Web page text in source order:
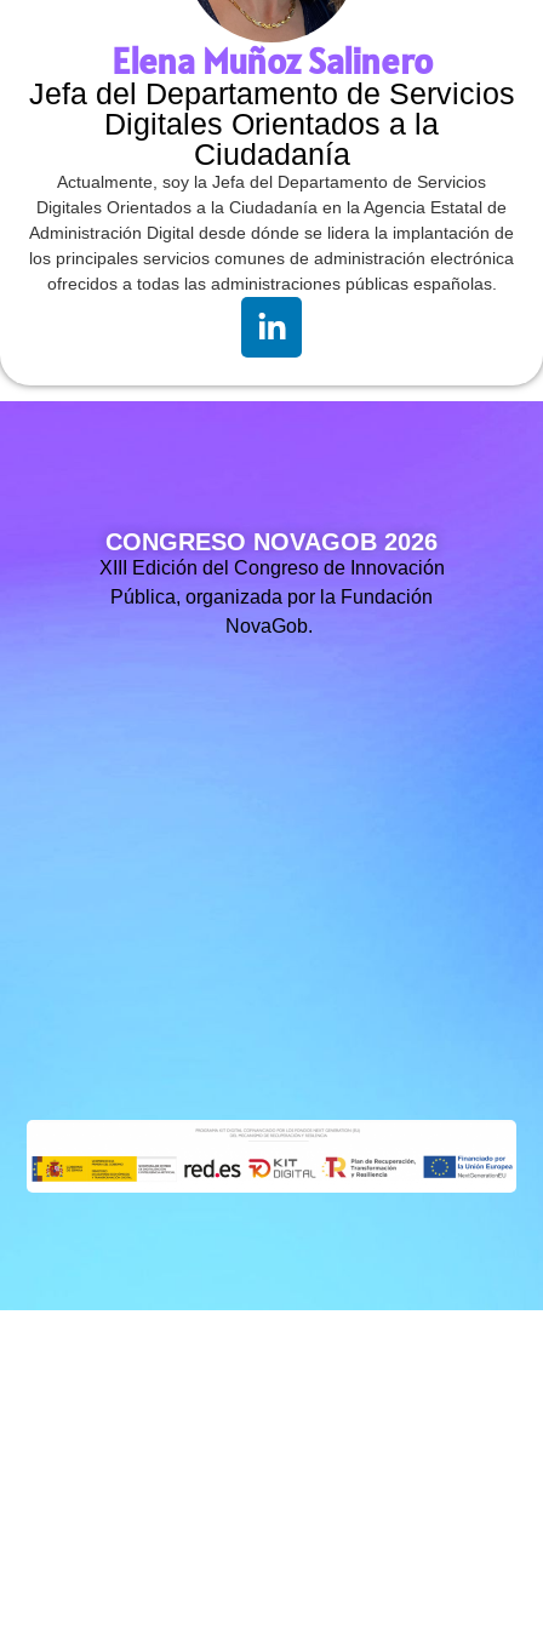
Elena Muñoz Salinero
Jefa del Departamento de Servicios
Digitales Orientados a la
Ciudadanía
Actualmente, soy la Jefa del Departamento de Servicios
Digitales Orientados a la Ciudadanía en la Agencia Estatal de
Administración Digital desde dónde se lidera la implantación de
los principales servicios comunes de administración electrónica
ofrecidos a todas las administraciones públicas españolas.
CONGRESO NOVAGOB 2026
XIII Edición del Congreso de Innovación
Pública, organizada por la Fundación
NovaGob.